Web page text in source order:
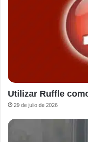
Utilizar Ruffle
29 de julio de 2026